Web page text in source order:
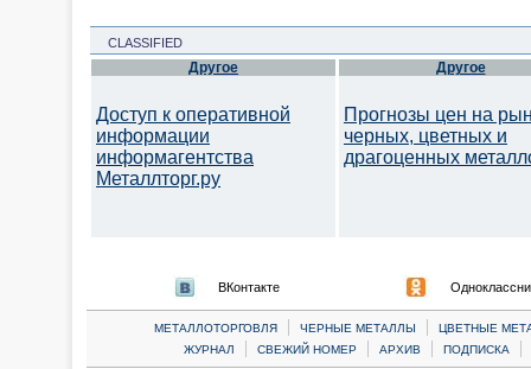
CLASSIFIED
Другое
Доступ к оперативной
информации
информагентства
Металлторг.ру
Другое
Прогнозы цен на
черных, цветных и
драгоценных
ВКонтакте
МЕТАЛЛОТОРГОВЛЯ | ЧЕРНЫЕ МЕТАЛЛЫ |
ЦВЕТНЫЕ
ЖУРНАЛ
| СВЕЖИЙ НОМЕР | АРХИВ | ПОДПИСКА |